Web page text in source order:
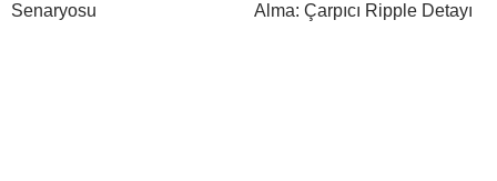
Senaryosu
Alma: Çarpıcı Ripple Detayı